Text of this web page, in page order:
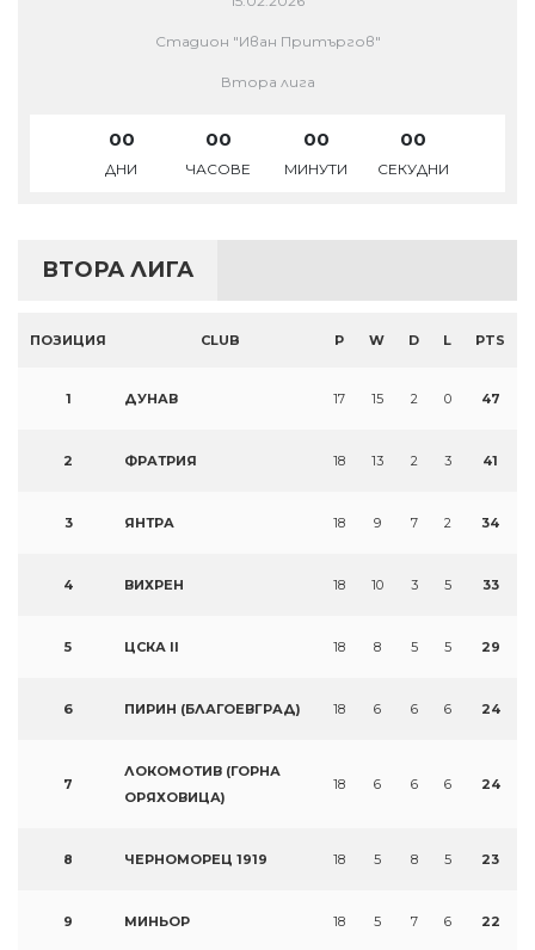
Стадион "Иван Притъргов"
Втора лига
00
ДНИ
00
ЧАСОВЕ
00
МИНУТИ
00
СЕКУДНИ
ВТОРА ЛИГА
ПОЗИЦИЯ CLUB P W D L PTS
1 ДУНАВ 17 15 2 0 47
2 ФРАТРИЯ 18 13 2 3 41
3 ЯНТРА 18 9 7 2 34
4 ВИХРЕН 18 10 3 5 33
5 ЦСКА II 18 8 5 5 29
6 ПИРИН (БЛАГОЕВГРАД) 18 6 6 6 24
7
ЛОКОМОТИВ (ГОРНА
ОРЯХОВИЦА)
18 6 6 6 24
8 ЧЕРНОМОРЕЦ 1919 18 5 8 5 23
9 МИНЬОР 18 5 7 6 22